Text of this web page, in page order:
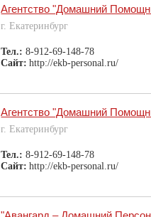
Агентство "Домашний
г. Екатеринбург
Тел.:8-912-69-148-78
Сайт: http://ekb-personal.ru/
Агентство "Домашний
г. Екатеринбург
Тел.:8-912-69-148-78
Сайт: http://ekb-personal.ru/